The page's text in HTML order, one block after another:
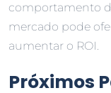
comportamento
mercado pode
aumentar o ROI.
Próximos